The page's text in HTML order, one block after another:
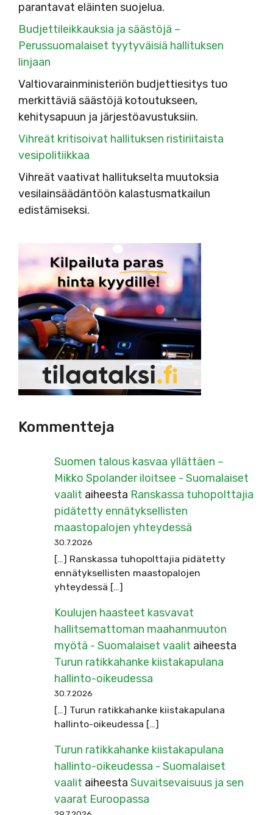
parantavat eläinten suojelua.
Budjettileikkauksia ja säästöjä –
Perussuomalaiset tyytyväisiä hallituksen
linjaan
Valtiovarainministeriön budjettiesitys tuo
merkittäviä säästöjä kotoutukseen,
kehitysapuun ja järjestöavustuksiin.
Vihreät kritisoivat hallituksen ristiriitaista
vesipolitiikkaa
Vihreät vaativat hallitukselta muutoksia
vesilainsäädäntöön kalastusmatkailun
edistämiseksi.
Kommentteja
Suomen talous kasvaa yllättäen –
Mikko Spolander iloitsee - Suomalaiset
vaalit aiheesta Ranskassa tuhopolttajia
pidätetty ennätyksellisten
maastopalojen yhteydessä
30.7.2026
[…] Ranskassa tuhopolttajia pidätetty
ennätyksellisten maastopalojen
yhteydessä […]
Koulujen haasteet kasvavat
hallitsemattoman maahanmuuton
myötä - Suomalaiset vaalit aiheesta
Turun ratikkahanke kiistakapulana
hallinto-oikeudessa
30.7.2026
[…] Turun ratikkahanke kiistakapulana
hallinto-oikeudessa […]
Turun ratikkahanke kiistakapulana
hallinto-oikeudessa - Suomalaiset
vaalit aiheesta Suvaitsevaisuus ja sen
vaarat Euroopassa